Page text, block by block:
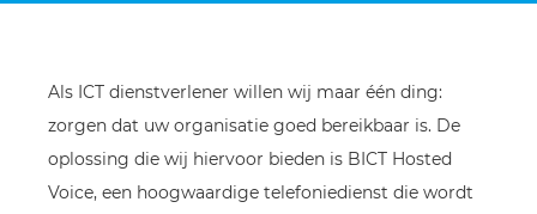
Als ICT dienstverlener willen wij maar één ding:
zorgen dat uw organisatie goed bereikbaar is. De
oplossing die wij hiervoor bieden is BICT Hosted
Voice, een hoogwaardige telefoniedienst die wordt